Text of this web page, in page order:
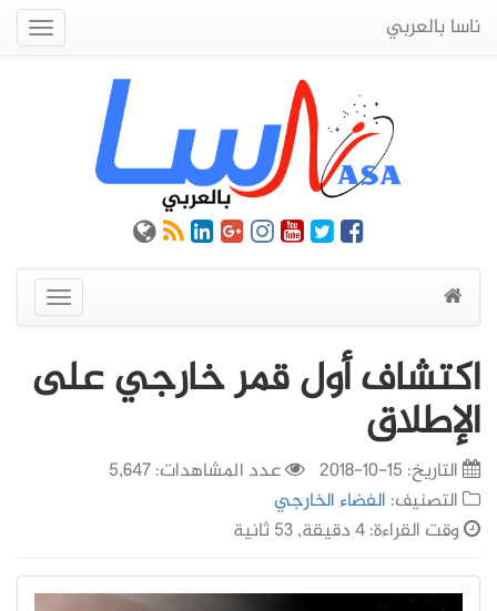
ناسا بالعربي
عرض
القائمة
اكتشاف أول قمر خارجي على
الإطلاق
التاريخ: 15-10-2018
عدد المشاهدات: 5,647
التصنيف: الفضاء الخارجي
وقت القراءة: 4 دقيقة, 53 ثانية